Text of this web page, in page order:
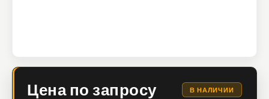
Цена по запросу В НАЛИЧИИ